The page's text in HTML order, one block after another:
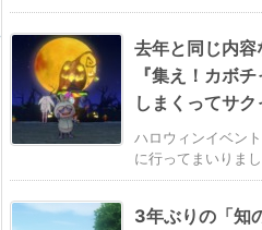
去年と同じ内容
『集え！カボ
しまくってサ
ハロウィンイベン
に行ってまいりま
3年ぶりの「知